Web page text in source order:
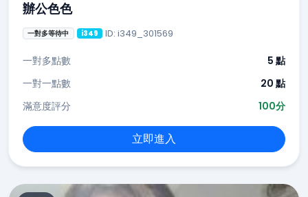
辦公色色
一對多等待中 i349 ID: i349_301569
一對多點數
5 點
一對一點數
20 點
滿意度評分
100分
立即進入